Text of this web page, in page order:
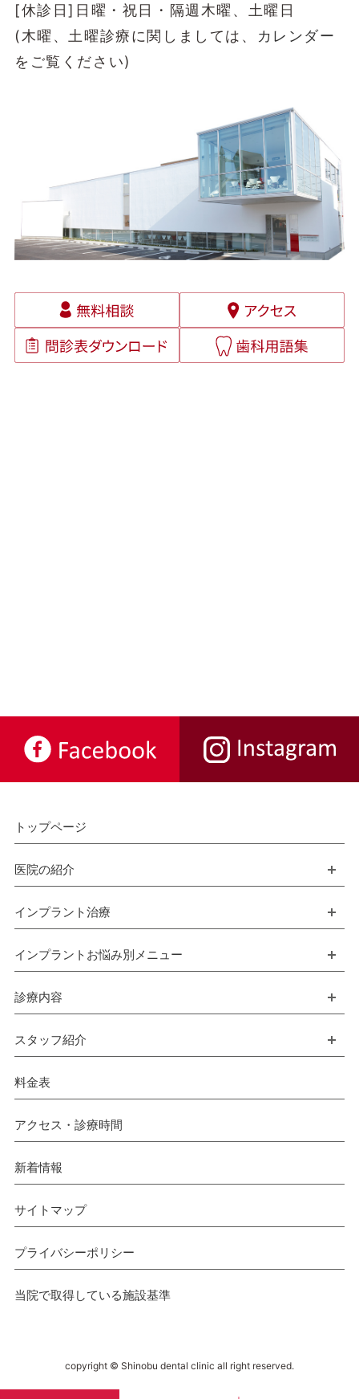
[休診日]日曜・祝日・隔週木曜、土曜日
(木曜、土曜診療に関しましては、
カレンダー
をご覧ください)
トップページ
医院の紹介
インプラント治療
インプラントお悩み別メニュー
診療内容
スタッフ紹介
料金表
アクセス・診療時間
新着情報
サイトマップ
プライバシーポリシー
当院で取得している施設基準
copyright © Shinobu dental clinic all right reserved.